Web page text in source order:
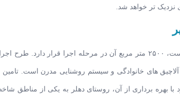
نزدیک تر خواهد شد.
این پارک در زمینی به مساحت تقریبی ۴۰۰۰ متر مربع طراحی شده که در فاز نخست، ۲۵۰۰ متر مربع آن در
های خانوادگی و سیستم روشنایی مدرن است. تامین
برداری از آن، روستای دهلر به یکی از مناطق